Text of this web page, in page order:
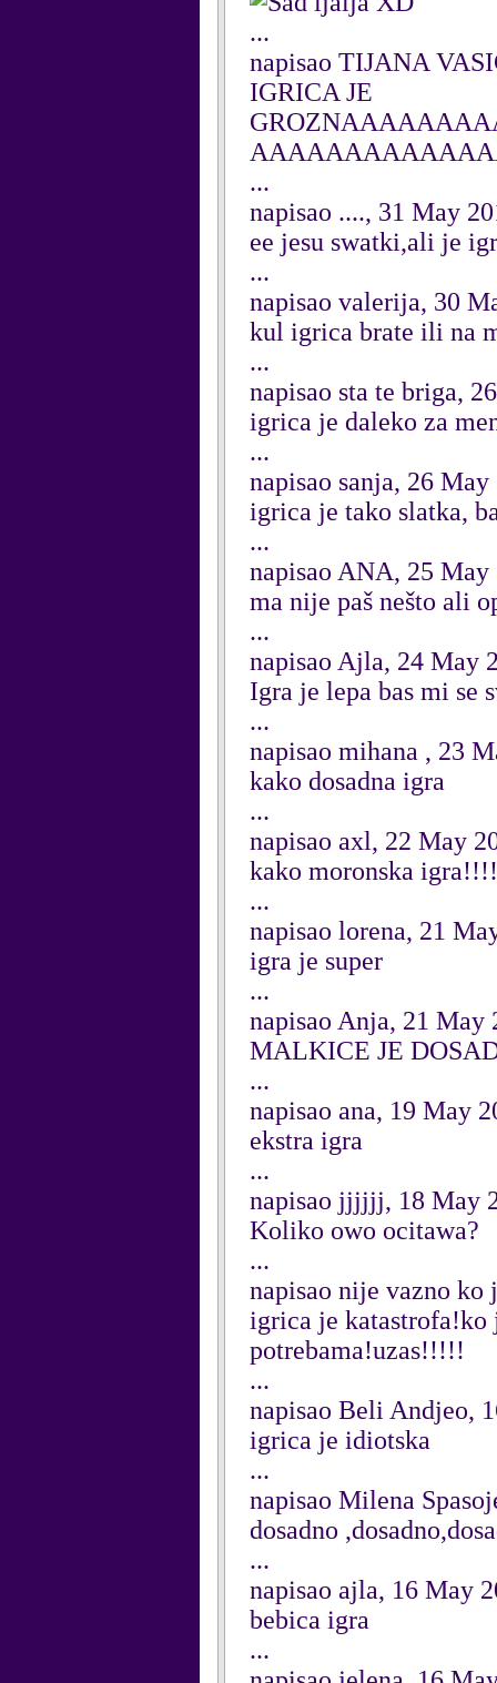
...
napisao TIJANA
IGRICA JE
...
napisao ...., 31 May
ee jesu swatki,ali je
...
napisao valerija, 30
kul igrica brate ili na
...
napisao sta te briga,
igrica je daleko za
...
napisao sanja, 26 May
igrica je tako slatka,
...
napisao ANA, 25 May
ma nije paš nešto ali
...
napisao Ajla, 24 May
Igra je lepa bas mi se
...
napisao mihana , 23
kako dosadna igra
...
napisao axl, 22 May
kako moronska
...
napisao lorena, 21
igra je super
...
napisao Anja, 21 May
MALKICE JE
...
napisao ana, 19 May
ekstra igra
...
napisao jjjjjj, 18 May
Koliko owo ocitawa?
...
napisao nije vazno ko
igrica je katastrofa!ko
potrebama!uzas!!!!!
...
napisao Beli Andjeo,
igrica je idiotska
...
napisao Milena
dosadno
...
napisao ajla, 16 May
bebica igra
...